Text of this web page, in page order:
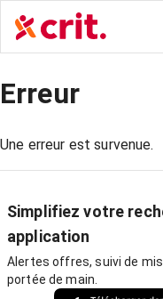
Erreur
Une erreur est survenue.
Simplifiez votre
application
Alertes offres, suivi de
portée de main.